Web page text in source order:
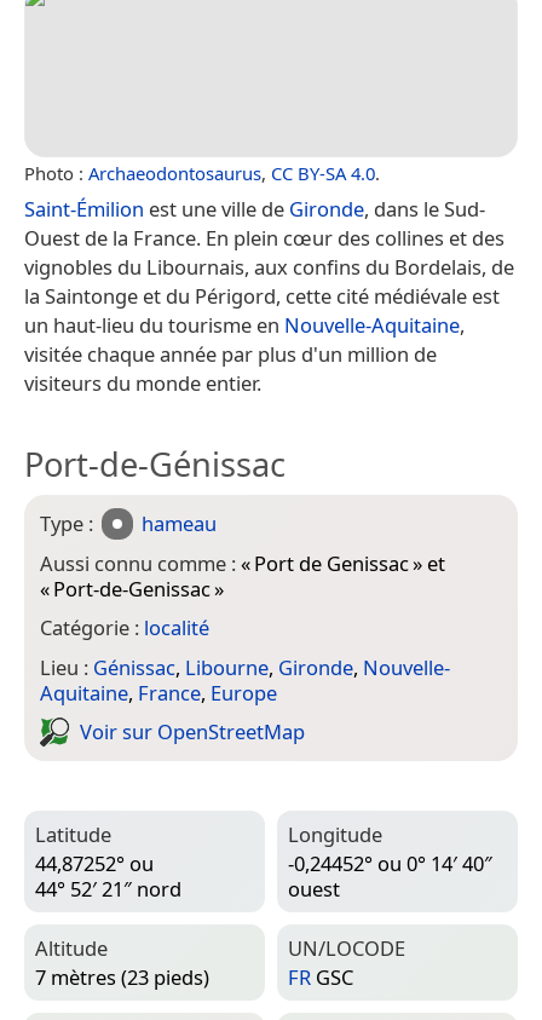
Photo : Archaeodontosaurus, CC BY-SA 4.0.
Saint-Émilion est une ville de Gironde, dans le Sud-
Ouest de la France. En plein cœur des collines et des
vignobles du Libournais, aux confins du Bordelais, de
la Saintonge et du Périgord, cette cité médiévale est
un haut-lieu du tourisme en Nouvelle-Aquitaine,
visitée chaque année par plus d'un million de
visiteurs du monde entier.
Port-de-Génissac
Type :
hameau
Aussi connu comme :«Port de Genissac» et
«Port-de-Genissac»
Catégorie : localité
Lieu : Génissac, Libourne, Gironde, Nouvelle-
Aquitaine, France, Europe
Voir sur Open­Street­Map
Latitude
44,87252° ou
44° 52′ 21″ nord
Longitude
-0,24452° ou 0° 14′ 40″
ouest
Altitude
7 mètres (23 pieds)
UN/LOCODE
FR GSC